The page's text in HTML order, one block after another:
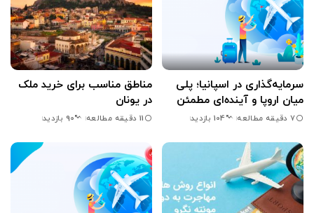
سرمایه‌گذاری در اسپانیا؛ پلی
میان اروپا و آینده‌ای مطمئن
7 دقیقه مطالعه 104 بازدید
مناطق مناسب برای خرید ملک
در یونان
11 دقیقه مطالعه 90 بازدید